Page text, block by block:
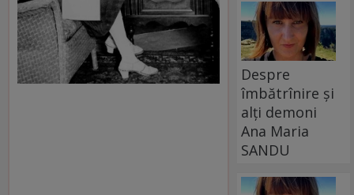
Despre
îmbătrînire și
alți demoni
Ana Maria
SANDU